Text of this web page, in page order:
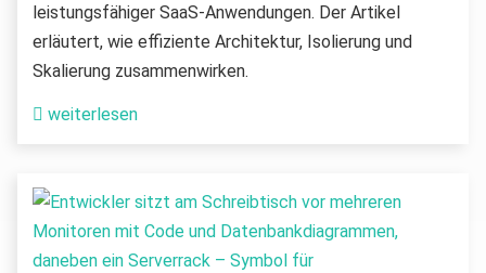
leistungsfähiger SaaS-Anwendungen. Der Artikel
erläutert, wie effiziente Architektur, Isolierung und
Skalierung zusammenwirken.
weiterlesen